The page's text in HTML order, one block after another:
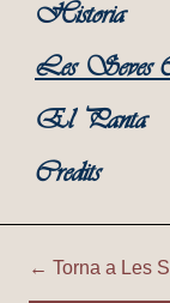
Historia
Les Seves
El Panta
Credits
← Torna a Les